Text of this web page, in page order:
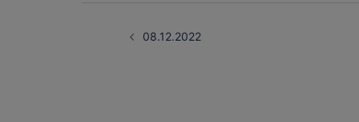
08.12.2022